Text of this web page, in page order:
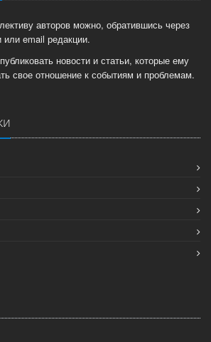
авторов можно, обратившись через
email редакции.
новости и статьи, которые ему
свое отношение к событиям и проблемам.